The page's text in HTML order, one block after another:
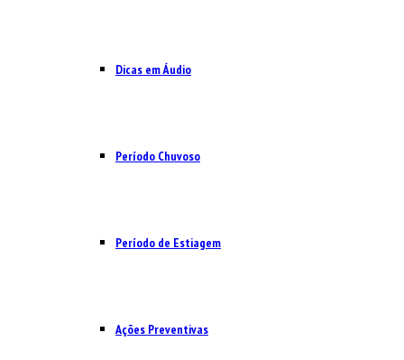
Dicas em Áudio
Período Chuvoso
Período de Estiagem
Ações Preventivas